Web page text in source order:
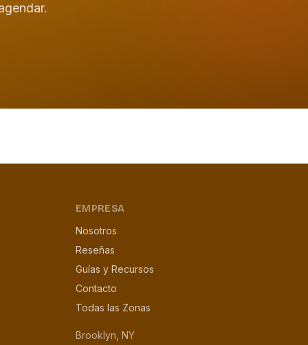
EMPRESA
Nosotros
Reseñas
Guías y Recursos
Contacto
Todas las Zonas
Brooklyn, NY